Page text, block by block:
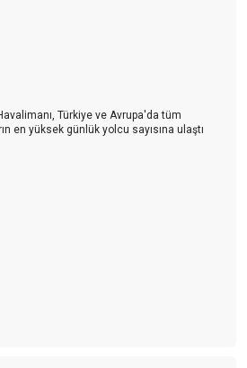
Türkiye ve Avrupa'da tüm
en yüksek günlük yolcu sayısına ulaştı